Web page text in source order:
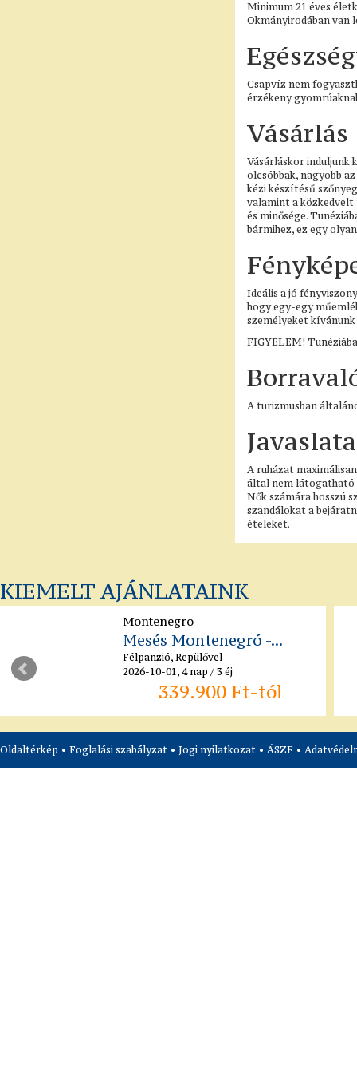
Minimum 21 éves
Okmányirodában van
Csapvíz nem
érzékeny
Vásárlás
Vásárláskor induljunk
olcsóbbak, nagyobb
kézi készítésű
valamint a közkedvelt
és minősége.
bármihez, ez egy
Ideális a jó
hogy egy-egy
személyeket
FIGYELEM!
A turizmusban
A ruházat
által nem látogatható
Nők számára hosszú
szandálokat a
ételeket.
KIEMELT AJÁNLATAINK
Mesés Montenegró -...
Félpanzió, Repülővel
2026-10-01, 4 nap / 3 éj
339.900 Ft-tól
Oldaltérkép • Foglalási szabályzat • Jogi nyilatkozat • ÁSZF •